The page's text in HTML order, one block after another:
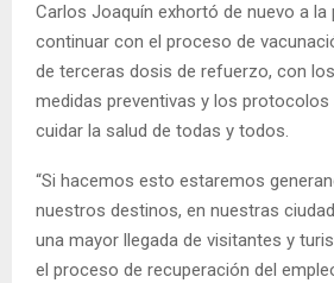
Carlos Joaquín exhortó de nuevo a la
continuar con el proceso de
de terceras dosis de refuerzo, con
medidas preventivas y los protocolos
cuidar la salud de todas y todos.
“Si hacemos esto estaremos
nuestros destinos, en nuestras
una mayor llegada de visitantes y
el proceso de recuperación del